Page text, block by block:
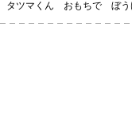
タツマくん おもちで ぼう